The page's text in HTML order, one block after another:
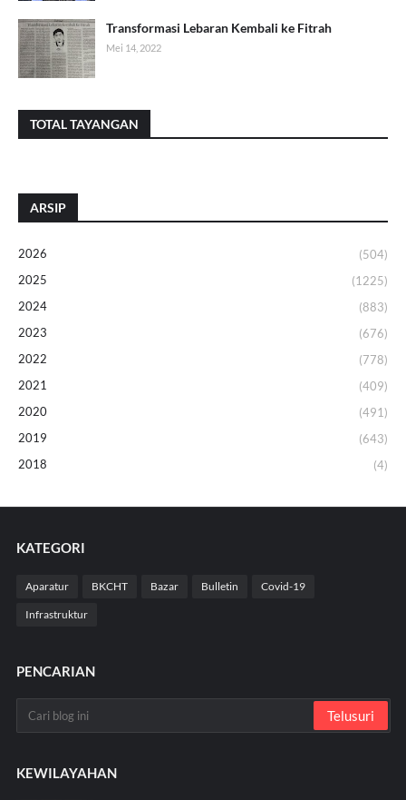
Transformasi Lebaran Kembali ke Fitrah
Mei 14, 2022
TOTAL TAYANGAN
ARSIP
2026
(504)
2025
(1225)
2024
(883)
2023
(676)
2022
(778)
2021
(409)
2020
(491)
2019
(643)
2018
(4)
KATEGORI
Aparatur BKCHT Bazar Bulletin Covid-19
Infrastruktur
PENCARIAN
KEWILAYAHAN